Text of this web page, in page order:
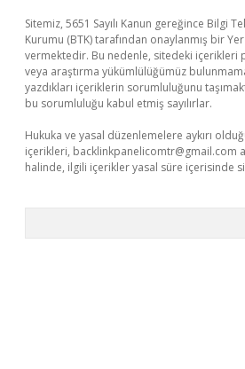
Sitemiz, 5651 Sayılı Kanun gereğince Bilgi
Kurumu (BTK) tarafından onaylanmış bir
vermektedir. Bu nedenle, sitedeki içerikleri
veya araştırma yükümlülüğümüz
yazdıkları içeriklerin sorumluluğunu
bu sorumluluğu kabul etmiş sayılırlar.
Hukuka ve yasal düzenlemelere aykırı
içerikleri, backlinkpanelicomtr@gmail.com
halinde, ilgili içerikler yasal süre içerisinde